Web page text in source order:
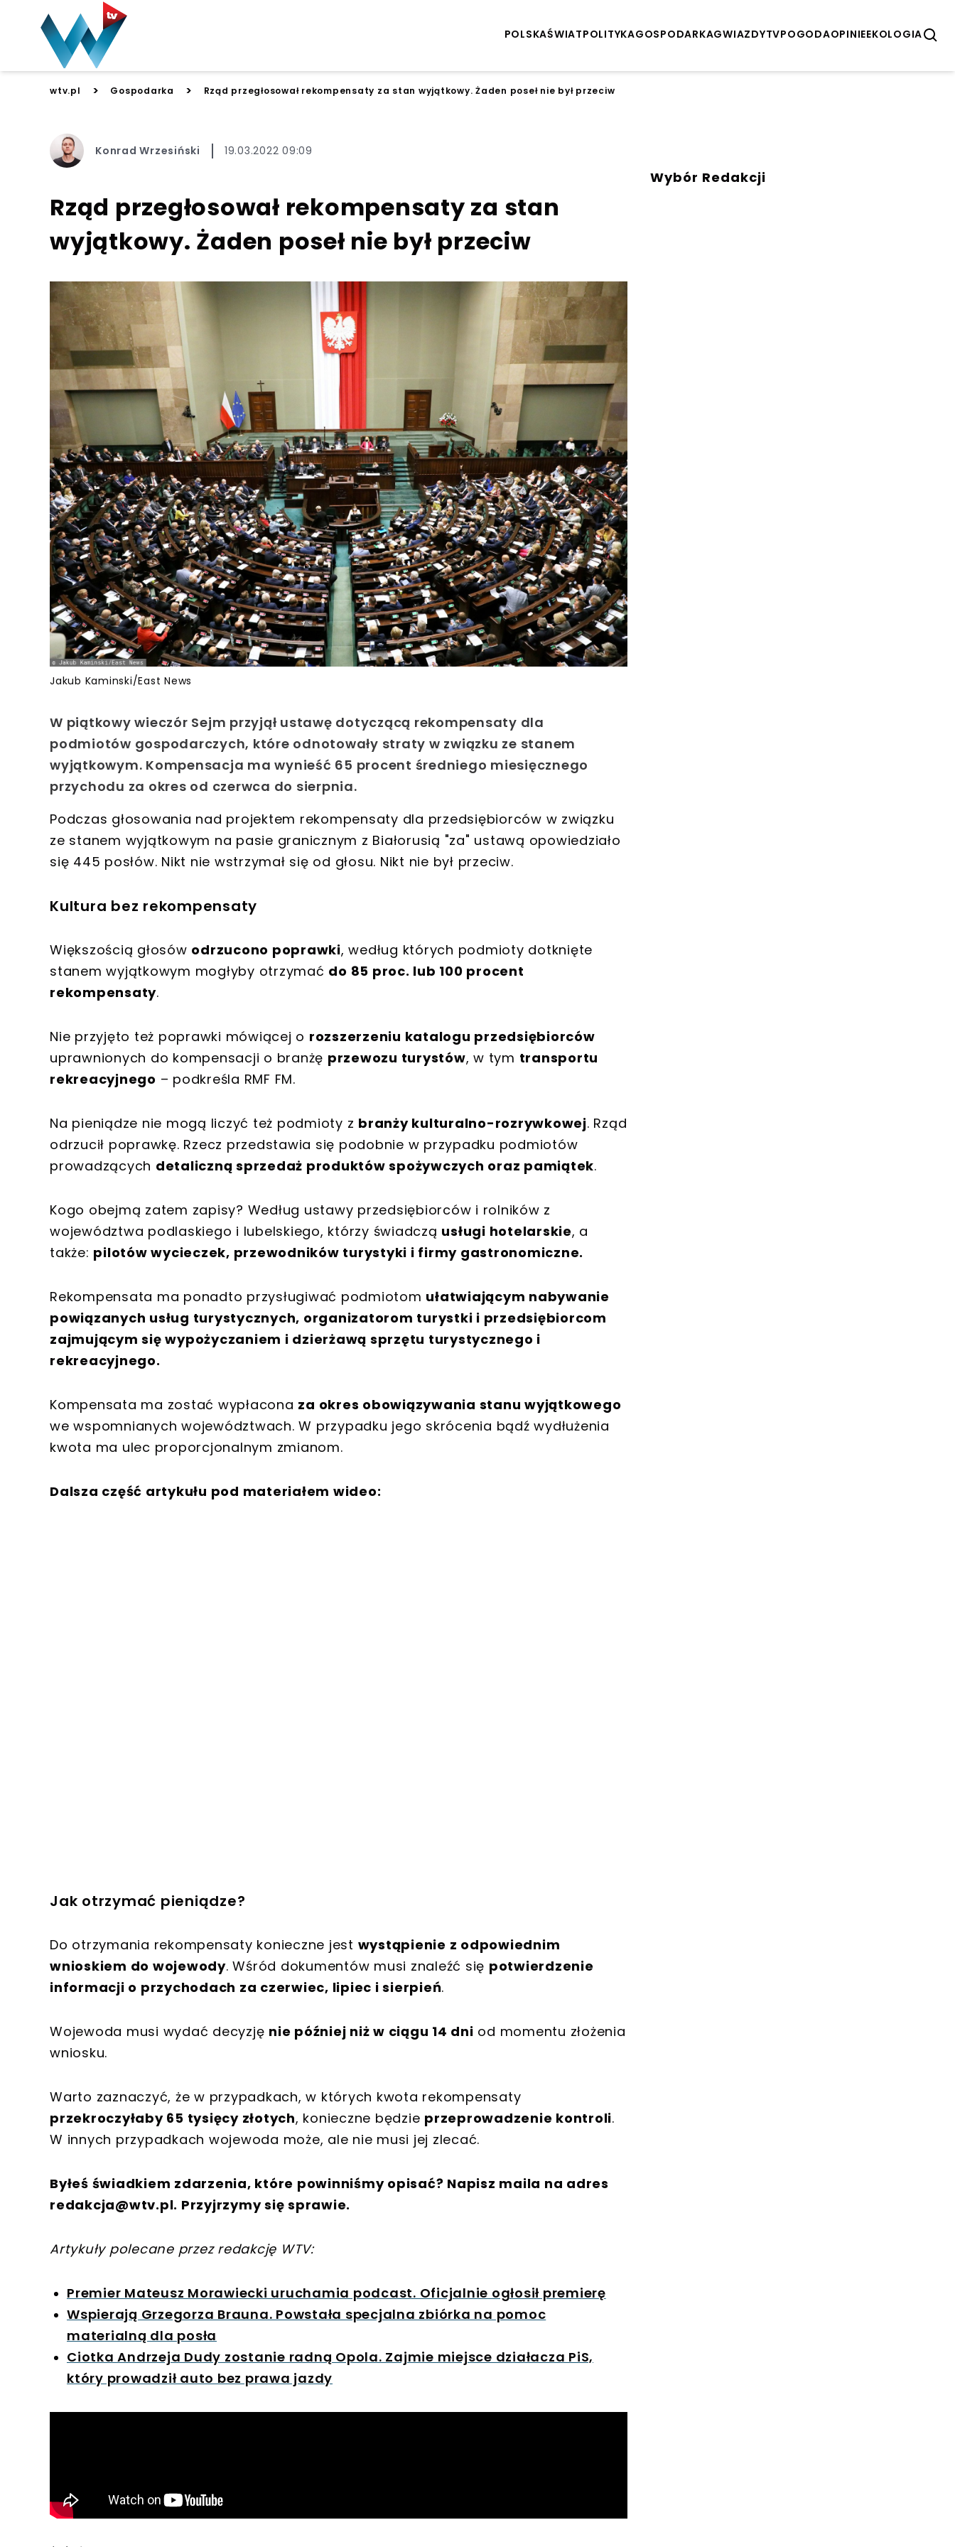
POLSKAŚWIATPOLITYKAGOSPODARKAGWIAZDYTVPOGODAOPINIEEKOLOGIA
wtv.pl > Gospodarka > Rząd przegłosował rekompensaty za stan wyjątkowy. Żaden poseł nie był przeciw
Konrad Wrzesiński 19.03.2022 09:09
Rząd przegłosował rekompensaty za stan
wyjątkowy. Żaden poseł nie był przeciw
Jakub Kaminski/East News
W piątkowy wieczór Sejm przyjął ustawę dotyczącą rekompensaty dla
podmiotów gospodarczych, które odnotowały straty w związku ze stanem
wyjątkowym. Kompensacja ma wynieść 65 procent średniego miesięcznego
przychodu za okres od czerwca do sierpnia.
Podczas głosowania nad projektem rekompensaty dla przedsiębiorców w związku
ze stanem wyjątkowym na pasie granicznym z Białorusią "za" ustawą opowiedziało
się 445 posłów. Nikt nie wstrzymał się od głosu. Nikt nie był przeciw.
Kultura bez rekompensaty
Większością głosów odrzucono poprawki, według których podmioty dotknięte
stanem wyjątkowym mogłyby otrzymać do 85 proc. lub 100 procent
rekompensaty.
Nie przyjęto też poprawki mówiącej o rozszerzeniu katalogu przedsiębiorców
uprawnionych do kompensacji o branżę przewozu turystów, w tym transportu
rekreacyjnego – podkreśla RMF FM.
Na pieniądze nie mogą liczyć też podmioty z branży kulturalno-rozrywkowej. Rząd
odrzucił poprawkę. Rzecz przedstawia się podobnie w przypadku podmiotów
prowadzących detaliczną sprzedaż produktów spożywczych oraz pamiątek.
Kogo obejmą zatem zapisy? Według ustawy przedsiębiorców i rolników z
województwa podlaskiego i lubelskiego, którzy świadczą usługi hotelarskie, a
także: pilotów wycieczek, przewodników turystyki i firmy gastronomiczne.
Rekompensata ma ponadto przysługiwać podmiotom ułatwiającym nabywanie
powiązanych usług turystycznych, organizatorom turystki i przedsiębiorcom
zajmującym się wypożyczaniem i dzierżawą sprzętu turystycznego i
rekreacyjnego.
Kompensata ma zostać wypłacona za okres obowiązywania stanu wyjątkowego
we wspomnianych województwach. W przypadku jego skrócenia bądź wydłużenia
kwota ma ulec proporcjonalnym zmianom.
Dalsza część artykułu pod materiałem wideo:
Jak otrzymać pieniądze?
Do otrzymania rekompensaty konieczne jest wystąpienie z odpowiednim
wnioskiem do wojewody. Wśród dokumentów musi znaleźć się potwierdzenie
informacji o przychodach za czerwiec, lipiec i sierpień.
Wojewoda musi wydać decyzję nie później niż w ciągu 14 dni od momentu złożenia
wniosku.
Warto zaznaczyć, że w przypadkach, w których kwota rekompensaty
przekroczyłaby 65 tysięcy złotych, konieczne będzie przeprowadzenie kontroli.
W innych przypadkach wojewoda może, ale nie musi jej zlecać.
Byłeś świadkiem zdarzenia, które powinniśmy opisać? Napisz maila na adres
redakcja@wtv.pl. Przyjrzymy się sprawie.
Artykuły polecane przez redakcję WTV:
Premier Mateusz Morawiecki uruchamia podcast. Oficjalnie ogłosił premierę
Wspierają Grzegorza Brauna. Powstała specjalna zbiórka na pomoc
materialną dla posła
Ciotka Andrzeja Dudy zostanie radną Opola. Zajmie miejsce działacza PiS,
który prowadził auto bez prawa jazdy
Wybór Redakcji